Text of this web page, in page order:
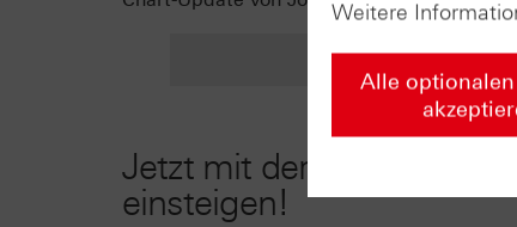
Jetzt mit der HSBC-
einsteigen!
Weitere
Alle